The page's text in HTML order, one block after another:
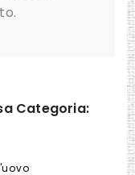
Categoria: